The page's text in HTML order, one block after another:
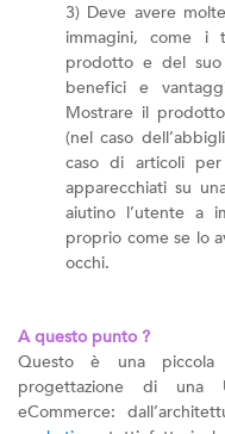
3) Deve avere
immagini, come i
prodotto e del suo
benefici e
Mostrare il
(nel caso
caso di articoli
apparecchiati su
aiutino l’utente a
proprio come se lo
occhi.
A questo punto ?
Questo è una
progettazione di una
eCommerce: